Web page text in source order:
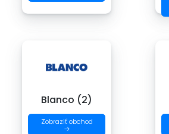
Blanco (2)
Zobraziť obchod
→